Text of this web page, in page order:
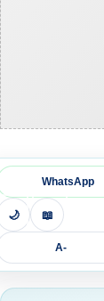
WhatsApp
🌙 📖
A-